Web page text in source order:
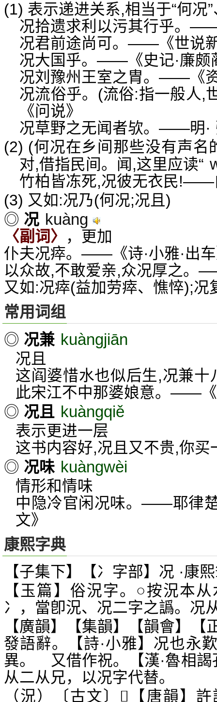
(1) 表示递进关系,相当于“何况”
况拾遗求利以污其行乎。
况君前途尚可。——《世说
况大国乎。——《史记·廉颇
况刘豫州王室之胄。——《
况流俗乎。(流俗:指一般人
《问说》
况草野之无闻者欤。——明·
(2) (何况在乡间那些没有声名
对,借指民间。闻,这里应读“
竹柏皆冻死,况彼无衣民!——
(3) 又如:况乃(何况;况且)
◎ 况 kuàng
〈副词〉
，更加
仆夫况瘁。——《诗·小雅·出
以众故,不敢爱亲,众况厚之。
又如:况瘁(益加劳瘁、憔悴);况
常用词组
◎ 况兼 kuàngjiān
况且
这阎婆惜水也似后生,况兼
此宋江不中那婆娘意。——
◎ 况且 kuàngqiě
表示更进一层
这书内容好,况且又不贵,你买
◎ 况味 kuàngwèi
情形和情味
中隐冷官闲况味。——耶律
文》
康熙字典
【子集下】【冫字部】况 ·康
【玉篇】俗況字。○按況本
冫，當卽況、况二字之譌。况
【廣韻】【集韻】【韻會】【
發語辭。【詩·小雅】况也永
異。 又借作祝。【漢·魯相謁
从二从兄，以况字代替。
（況）〔古文〕 𡶢 【唐韻】